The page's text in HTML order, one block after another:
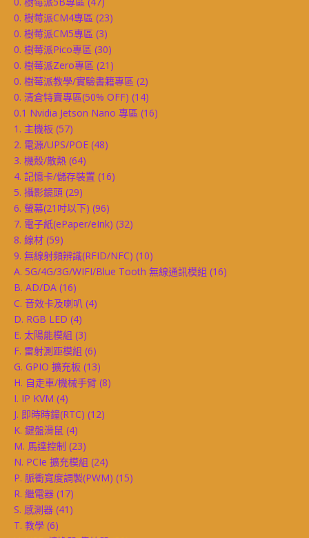
0. 樹莓派CM4專區 (23)
0. 樹莓派CM5專區 (3)
0. 樹莓派Pico專區 (30)
0. 樹莓派Zero專區 (21)
0. 樹莓派教學/實驗書籍專區 (2)
0. 清倉特賣專區(50% OFF) (14)
0.1 Nvidia Jetson Nano 專區 (16)
1. 主機板 (57)
2. 電源/UPS/POE (48)
3. 機殼/散熱 (64)
4. 記憶卡/儲存裝置 (16)
5. 攝影鏡頭 (29)
6. 螢幕(21吋以下) (96)
7. 電子紙(ePaper/eInk) (32)
8. 線材 (59)
9. 無線射頻辨識(RFID/NFC) (10)
A. 5G/4G/3G/WIFI/Blue Tooth 無線通訊模組 (16)
B. AD/DA (16)
C. 音效卡及喇叭 (4)
D. RGB LED (4)
E. 太陽能模組 (3)
F. 雷射測距模組 (6)
G. GPIO 擴充板 (13)
H. 自走車/機械手臂 (8)
I. IP KVM (4)
J. 即時時鐘(RTC) (12)
K. 鍵盤滑鼠 (4)
M. 馬達控制 (23)
N. PCIe 擴充模組 (24)
P. 脈衝寬度調製(PWM) (15)
R. 繼電器 (17)
S. 感測器 (41)
T. 教學 (6)